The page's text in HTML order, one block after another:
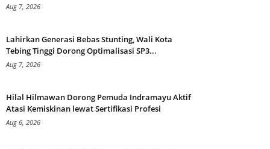
Aug 7, 2026
Lahirkan Generasi Bebas Stunting, Wali Kota
Tebing Tinggi Dorong Optimalisasi SP3...
Aug 7, 2026
Hilal Hilmawan Dorong Pemuda Indramayu Aktif
Atasi Kemiskinan lewat Sertifikasi Profesi
Aug 6, 2026